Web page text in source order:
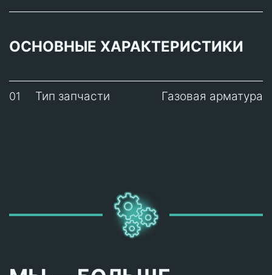
ОСНОВНЫЕ ХАРАКТЕРИСТИКИ
01 Тип запчасти Газовая арматура